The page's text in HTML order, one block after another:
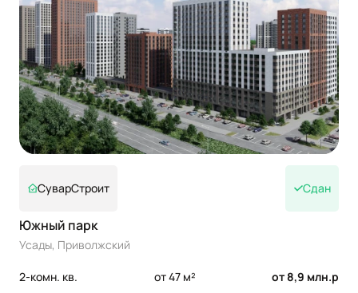
СуварСтроит Сдан
Южный парк
Усады, Приволжский
2-комн. кв. от 47 м² от 8,9 млн.р